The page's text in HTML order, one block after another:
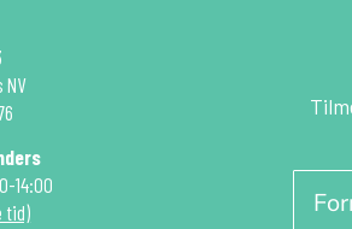
NV
14:00
tid)